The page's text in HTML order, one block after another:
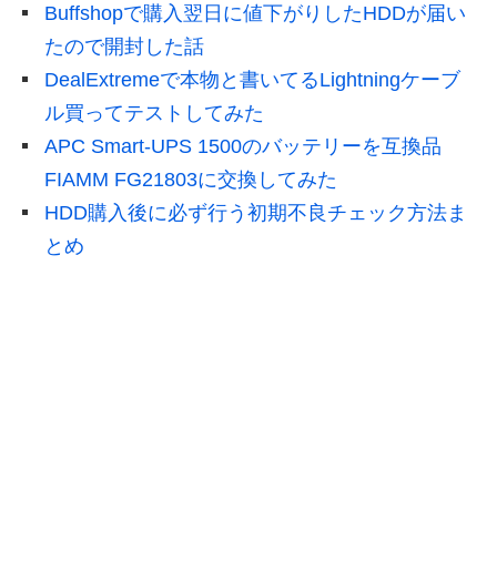
Buffshopで購入翌日に値下がりしたHDDが届い
たので開封した話
DealExtremeで本物と書いてるLightningケーブ
ル買ってテストしてみた
APC Smart-UPS 1500のバッテリーを互換品
FIAMM FG21803に交換してみた
HDD購入後に必ず行う初期不良チェック方法ま
とめ